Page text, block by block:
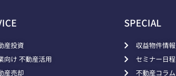
産投資
向け 不動産活用
産売却
SPECIAL
収益物件情報
セミナー日程
不動産コラム